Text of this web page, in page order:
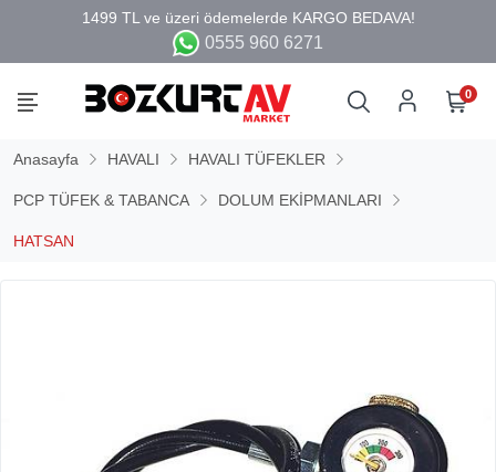
0555 960 6271
0
Anasayfa HAVALI HAVALI TÜFEKLER
PCP TÜFEK & TABANCA DOLUM EKİPMANLARI
HATSAN